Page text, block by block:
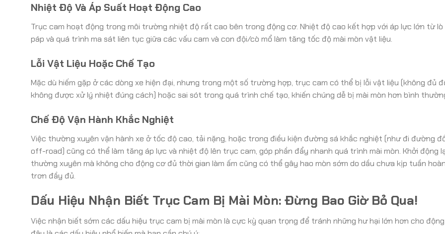
Nhiệt Độ Và Áp Suất Hoạt Động Cao
Trục cam hoạt động trong môi trường nhiệt độ rất cao bên trong động cơ. Nhiệt độ cao kết hợp với áp lực lớn từ lò
páp và quá trình ma sát liên tục giữa các vấu cam và con đội/cò mổ làm tăng tốc độ mài mòn vật liệu.
Lỗi Vật Liệu Hoặc Chế Tạo
Mặc dù hiếm gặp ở các dòng xe hiện đại, nhưng trong một số trường hợp, trục cam có thể bị lỗi vật liệu (không đủ
không được xử lý nhiệt đúng cách) hoặc sai sót trong quá trình chế tạo, khiến chúng dễ bị mài mòn hơn bình
Chế Độ Vận Hành Khắc Nghiệt
Việc thường xuyên vận hành xe ở tốc độ cao, tải nặng, hoặc trong điều kiện đường sá khắc nghiệt (như đi đường
off-road) cũng có thể làm tăng áp lực và nhiệt độ lên trục cam, góp phần đẩy nhanh quá trình mài mòn. Khởi động
thường xuyên mà không cho động cơ đủ thời gian làm ấm cũng có thể gây hao mòn sớm do dầu chưa kịp tuần
trơn đầy đủ.
Dấu Hiệu Nhận Biết Trục Cam Bị Mài Mòn: Đừng Bao Giờ Bỏ Qua!
Việc nhận biết sớm các dấu hiệu trục cam bị mài mòn là cực kỳ quan trọng để tránh những hư hại lớn hơn cho